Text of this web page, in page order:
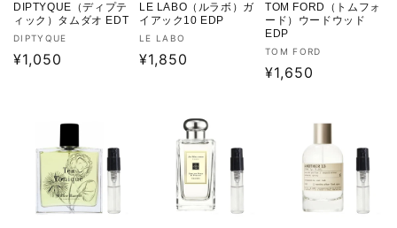
DIPTYQUE（ディプテ
ィック）タムダオ EDT
販
売
DIPTYQUE
通
¥1,050
LE LABO（ルラボ）ガ
イアック10 EDP
販
売
LE LABO
通
¥1,850
TOM FORD（トムフォ
ード）ウードウッド
EDP
販
売
TOM FORD
通
¥1,650